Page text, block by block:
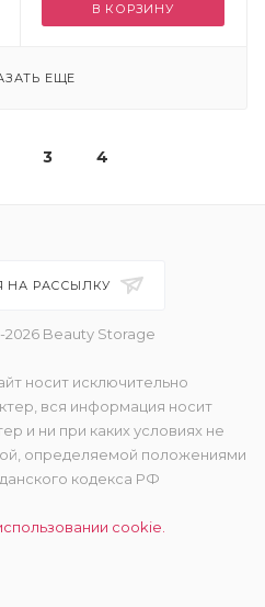
В КОРЗИНУ
ЕЩЕ
3 4
НА РАССЫЛКУ
2026 Beauty Storage
носит исключительно
вся информация носит
и ни при каких условиях не
определяемой положениями
кодекса РФ
cookie.